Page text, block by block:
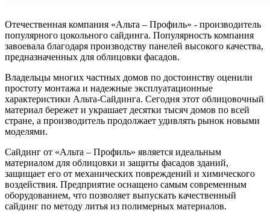
Отечественная компания «Альта – Профиль» - производитель
популярного цокольного сайдинга. Популярность компания
завоевала благодаря производству панелей высокого качества,
предназначенных для облицовки фасадов.
Владельцы многих частных домов по достоинству оценили
простоту монтажа и надежные эксплуатационные
характеристики Альта-Сайдинга. Сегодня этот облицовочный
материал бережет и украшает десятки тысяч домов по всей
стране, а производитель продолжает удивлять рынок новыми
моделями.
Сайдинг от «Альта – Профиль» является идеальным
материалом для облицовки и защиты фасадов зданий,
защищает его от механических повреждений и химического
воздействия. Предприятие оснащено самым современным
оборудованием, что позволяет выпускать качественный
сайдинг по методу литья из полимерных материалов.